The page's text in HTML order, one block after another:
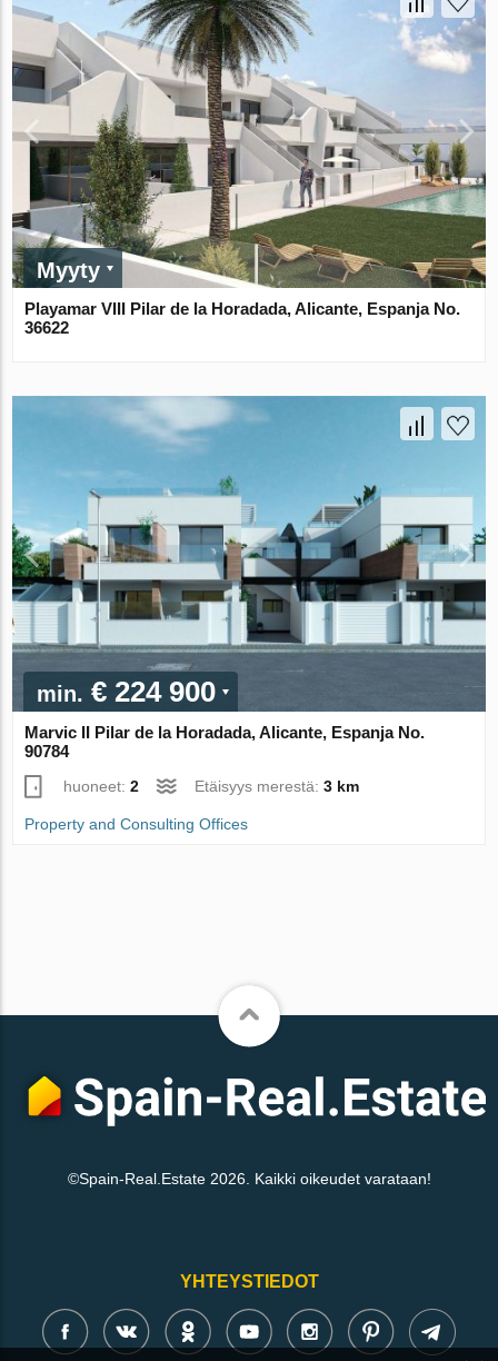
Myyty
Playamar VIII Pilar de la Horadada, Alicante, Espanja No.
36622
min. € 224 900
Marvic II Pilar de la Horadada, Alicante, Espanja No.
90784
huoneet:2 Etäisyys merestä:3 km
Property and Consulting Offices
©Spain-Real.Estate 2026. Kaikki oikeudet varataan!
YHTEYSTIEDOT